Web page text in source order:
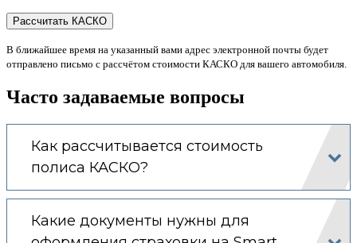
В ближайшее время на указанный вами адрес электронной почты будет
отправлено письмо с рассчётом стоимости КАСКО для вашего автомобиля.
Часто задаваемые вопросы
Как рассчитывается стоимость
полиса КАСКО?
Какие документы нужны для